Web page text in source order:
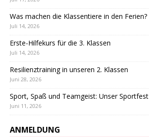
Was machen die Klassentiere in den Ferien?
Juli 14, 2026
Erste-Hilfekurs für die 3. Klassen
Juli 14, 2026
Resilienztraining in unseren 2. Klassen
Juni 28, 2026
Sport, Spaß und Teamgeist: Unser Sportfest
Juni 11, 2026
ANMELDUNG